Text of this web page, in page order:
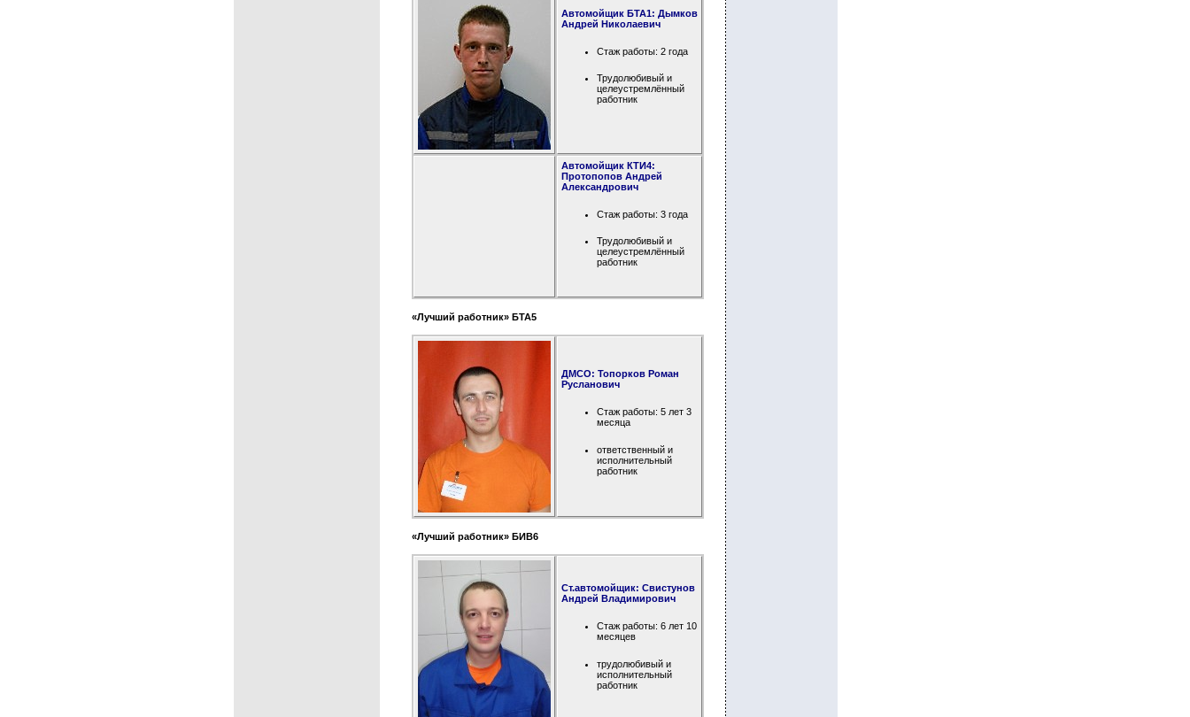
Автомойщик БТА1: Дымков
Андрей Николаевич
Стаж работы: 2 года
Трудолюбивый и
целеустремлённый
работник
Автомойщик КТИ4:
Протопопов Андрей
Александрович
Стаж работы: 3 года
Трудолюбивый и
целеустремлённый
работник
«Лучший работник» БТА5
ДМСО: Топорков Роман
Русланович
Стаж работы: 5 лет 3
месяца
ответственный и
исполнительный
работник
«Лучший работник» БИВ6
Ст.автомойщик: Свистунов
Андрей Владимирович
Стаж работы: 6 лет 10
месяцев
трудолюбивый и
исполнительный
работник